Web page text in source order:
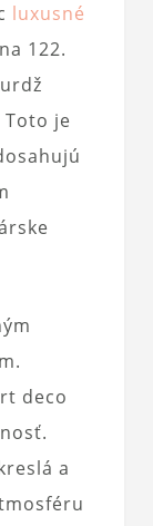
luxusné
122.
Toto je
deco
a